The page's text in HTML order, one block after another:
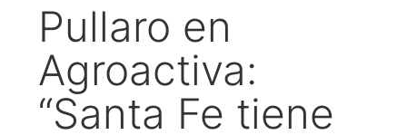
Pullaro en
Agroactiva:
“Santa Fe tiene